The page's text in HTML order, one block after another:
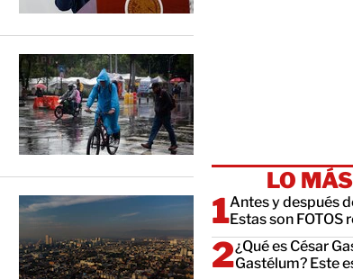
LO
Antes y después
Estas son FOTOS
¿Qué es César
Gastélum? Este